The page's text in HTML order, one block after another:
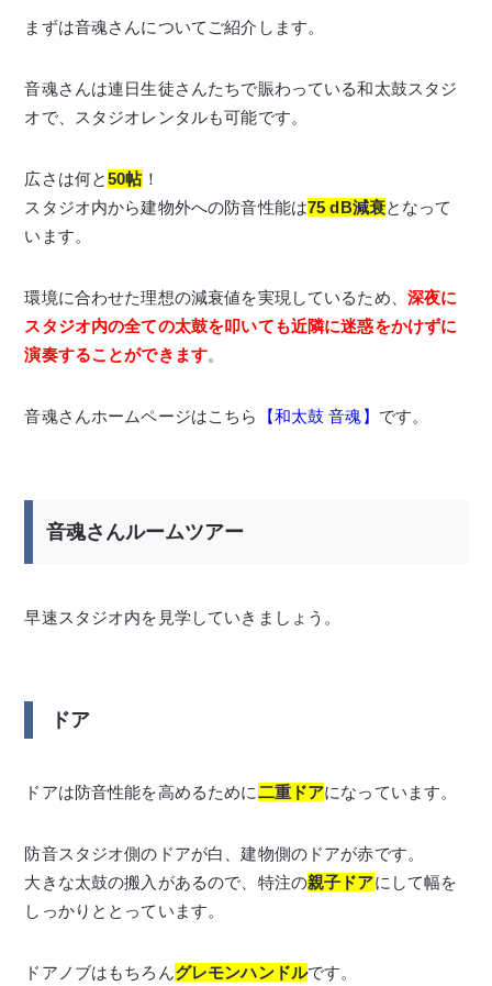
まずは音魂さんについてご紹介します。
音魂さんは連日生徒さんたちで賑わっている和太鼓スタジ
オで、スタジオレンタルも可能です。
広さは何と50帖！
スタジオ内から建物外への防音性能は75 dB減衰となって
います。
環境に合わせた理想の減衰値を実現しているため、 深夜に
スタジオ内の全ての太鼓を叩いても近隣に迷惑をかけずに
演奏することができます。
音魂さんホームページはこちら 【和太鼓 音魂】 です。
音魂さんルームツアー
早速スタジオ内を見学していきましょう。
ドア
ドアは防音性能を高めるために二重ドアになっています。
防音スタジオ側のドアが白、建物側のドアが赤です。
大きな太鼓の搬入があるので、特注の親子ドアにして幅を
しっかりととっています。
ドアノブはもちろんグレモンハンドルです。